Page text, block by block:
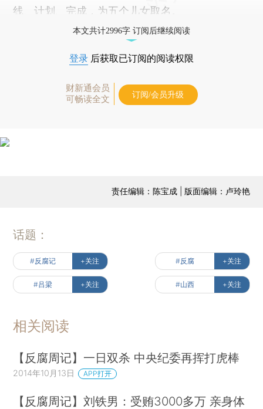
线、计划、完成，为五个儿女取名。
本文共计2996字 订阅后继续阅读
登录 后获取已订阅的阅读权限
财新通会员
可畅读全文
订阅/会员升级
责任编辑：陈宝成 | 版面编辑：卢玲艳
话题：
#反腐记 +关注 #反腐 +关注
#吕梁 +关注 #山西 +关注
相关阅读
【反腐周记】一日双杀 中央纪委再挥打虎棒
2014年10月13日 APP打开
【反腐周记】刘铁男：受贿3000多万 亲身体